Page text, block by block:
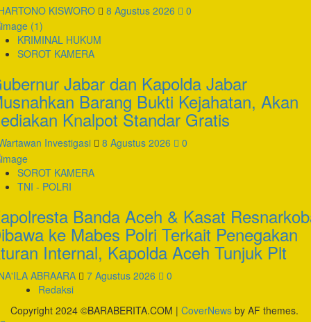
KISWORO 8 Agustus 2026 0
KRIMINAL HUKUM
SOROT KAMERA
Jabar dan Kapolda Jabar
Barang Bukti Kejahatan, Akan
Knalpot Standar Gratis
Investigasi 8 Agustus 2026 0
SOROT KAMERA
TNI - POLRI
Banda Aceh & Kasat
ke Mabes Polri Terkait Penegakan
Internal, Kapolda Aceh Tunjuk Plt
ABRAARA 7 Agustus 2026
0
Redaksi
Copyright 2024 ©BARABERITA.COM | CoverNews by AF themes.